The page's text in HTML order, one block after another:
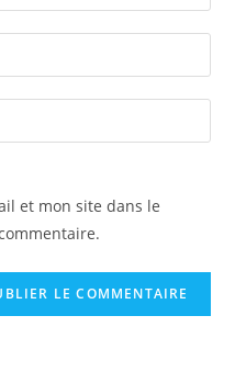
et mon site dans le